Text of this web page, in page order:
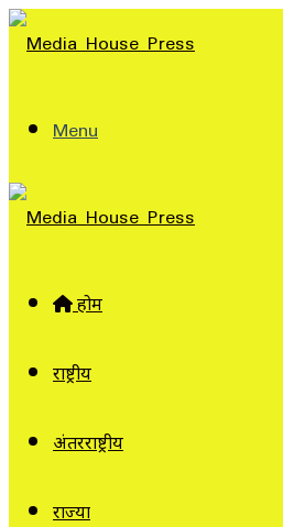
Menu
होम
राष्ट्रीय
अंतरराष्ट्रीय
राज्यों